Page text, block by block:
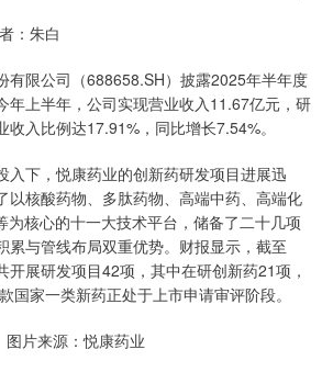
：朱白
有限公司（688658.SH）披露2025年半年度
年上半年，公司实现营业收入11.67亿元，研
入比例达17.91%，同比增长7.54%。
入下，悦康药业的创新药研发项目进展迅
以核酸药物、多肽药物、高端中药、高端化
为核心的十一大技术平台，储备了二十几项
累与管线布局双重优势。财报显示，截至
展研发项目42项，其中在研创新药21项，
国家一类新药正处于上市申请审评阶段。
图片来源：悦康药业